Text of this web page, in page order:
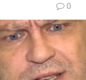
0